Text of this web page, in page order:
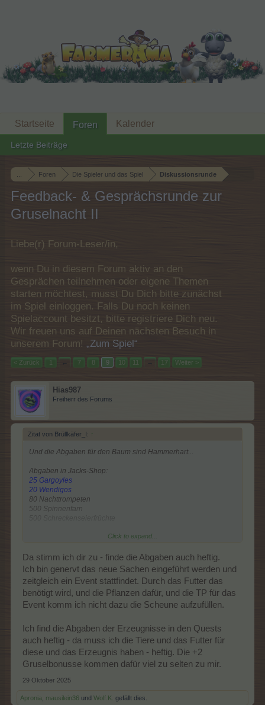
Foren Die Spieler und das Spiel Diskussionsrunde
Feedback- & Gesprächsrunde zur
Gruselnacht II
Liebe(r) Forum-Leser/in,
wenn Du in diesem Forum aktiv an den
Gesprächen teilnehmen oder eigene Themen
starten möchtest, musst Du Dich bitte zunächst
im Spiel einloggen. Falls Du noch keinen
Spielaccount besitzt, bitte registriere Dich neu.
Wir freuen uns auf Deinen nächsten Besuch in
unserem Forum! „Zum Spiel“
< Zurück 1 ← 7 8 9 10 11 → 17 Weiter >
Hias987
Freiherr des Forums
Zitat von Brüllkäfer_I: ↑
Und die Abgaben für den Baum sind Hammerhart...
Abgaben in Jacks-Shop:
25 Gargoyles
20 Wendigos
80 Nachttrompeten
500 Spinnenfarn
Abgaben in Jacks Shop:
1.200 Vampirtomaten
1.200 Hirnkohl
25 Mitternachtsfrüchte
60 Sarkophagbirnen
60 Höllenhunde
Es wird Zeit für einen Gruselmarkt.
Click to expand...
Da stimm ich dir zu - finde die Abgaben auch heftig.
Ich bin genervt das neue Sachen eingeführt werden und
zeitgleich ein Event stattfindet. Durch das Futter das
benötigt wird, und die Pflanzen dafür, und die TP für das
Event komm ich nicht dazu die Scheune aufzufüllen.
Ich find die Abgaben der Erzeugnisse in den Quests
auch heftig - da muss ich die Tiere und das Futter für
diese und das Erzeugnis haben - heftig. Die +2
Gruselbonusse kommen dafür viel zu selten zu mir.
29 Oktober 2025
Apronia mausilein36 und Wolf.K. gefällt dies.
Startseite Foren
Letzte Beiträge
Kalender